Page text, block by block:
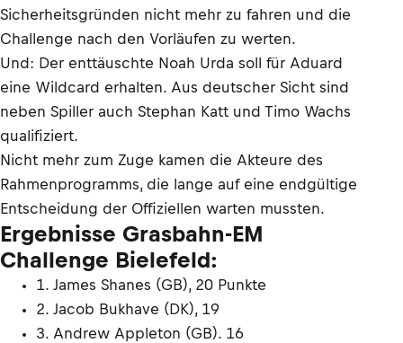
Sicherheitsgründen nicht mehr zu fahren und die
Challenge nach den Vorläufen zu werten.
Und: Der enttäuschte Noah Urda soll für Aduard
eine Wildcard erhalten. Aus deutscher Sicht sind
neben Spiller auch Stephan Katt und Timo Wachs
qualifiziert.
Nicht mehr zum Zuge kamen die Akteure des
Rahmenprogramms, die lange auf eine endgültige
Entscheidung der Offiziellen warten mussten.
Ergebnisse Grasbahn-EM
Challenge Bielefeld:
1. James Shanes (GB), 20 Punkte
2. Jacob Bukhave (DK), 19
3. Andrew Appleton (GB). 16